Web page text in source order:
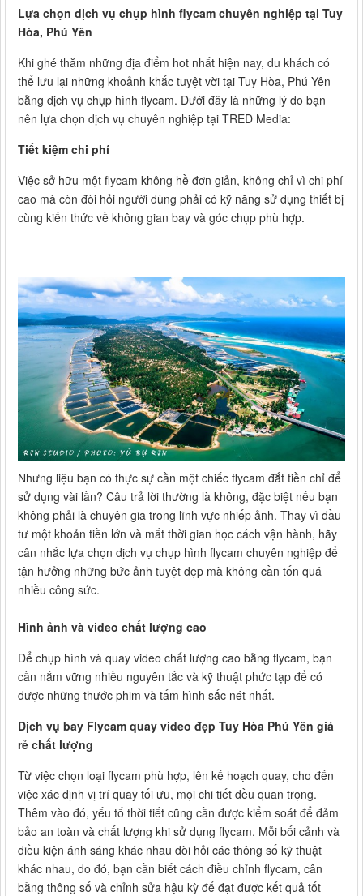
Lựa chọn dịch vụ chụp hình flycam chuyên nghiệp tại Tuy
Hòa, Phú Yên
Khi ghé thăm những địa điểm hot nhất hiện nay, du khách có
thể lưu lại những khoảnh khắc tuyệt vời tại Tuy Hòa, Phú Yên
bằng dịch vụ chụp hình flycam. Dưới đây là những lý do bạn
nên lựa chọn dịch vụ chuyên nghiệp tại TRED Media:
Tiết kiệm chi phí
Việc sở hữu một flycam không hề đơn giản, không chỉ vì chi phí
cao mà còn đòi hỏi người dùng phải có kỹ năng sử dụng thiết bị
cùng kiến thức về không gian bay và góc chụp phù hợp.
Nhưng liệu bạn có thực sự cần một chiếc flycam đắt tiền chỉ để
sử dụng vài lần? Câu trả lời thường là không, đặc biệt nếu bạn
không phải là chuyên gia trong lĩnh vực nhiếp ảnh. Thay vì đầu
tư một khoản tiền lớn và mất thời gian học cách vận hành, hãy
cân nhắc lựa chọn dịch vụ chụp hình flycam chuyên nghiệp để
tận hưởng những bức ảnh tuyệt đẹp mà không cần tốn quá
nhiều công sức.
Hình ảnh và video chất lượng cao
Để chụp hình và quay video chất lượng cao bằng flycam, bạn
cần nắm vững nhiều nguyên tắc và kỹ thuật phức tạp để có
được những thước phim và tấm hình sắc nét nhất.
Dịch vụ bay Flycam quay video đẹp Tuy Hòa Phú Yên giá
rẻ chất lượng
Từ việc chọn loại flycam phù hợp, lên kế hoạch quay, cho đến
việc xác định vị trí quay tối ưu, mọi chi tiết đều quan trọng.
Thêm vào đó, yếu tố thời tiết cũng cần được kiểm soát để đảm
bảo an toàn và chất lượng khi sử dụng flycam. Mỗi bối cảnh và
điều kiện ánh sáng khác nhau đòi hỏi các thông số kỹ thuật
khác nhau, do đó, bạn cần biết cách điều chỉnh flycam, cân
bằng thông số và chỉnh sửa hậu kỳ để đạt được kết quả tốt